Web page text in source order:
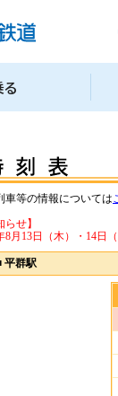
車等の情報については
らせ】
8月13日（木）・14日
平群駅